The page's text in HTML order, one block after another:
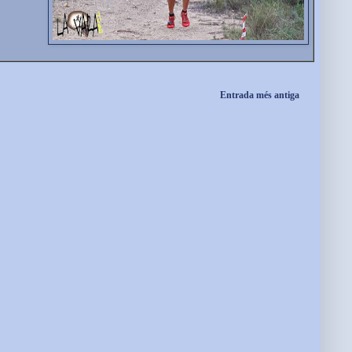
Entrada més antiga